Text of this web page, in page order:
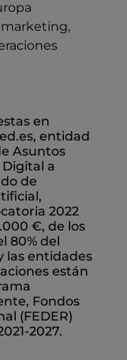
en
entidad
Asuntos
a
de
2022
€, de los
80% del
las entidades
están
Fondos
(FEDER)
2027.